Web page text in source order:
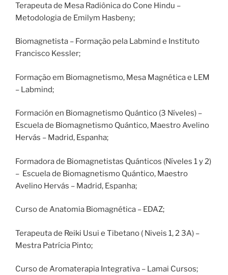
Terapeuta de Mesa Radiônica do Cone Hindu –
Metodologia de Emilym Hasbeny;
Biomagnetista – Formação pela Labmind e Instituto
Francisco Kessler;
Formação em Biomagnetismo, Mesa Magnética e LEM
– Labmind;
Formación en Biomagnetismo Quántico (3 Níveles) –
Escuela de Biomagnetismo Quántico, Maestro Avelino
Hervás – Madrid, Espanha;
Formadora de Biomagnetistas Quánticos (Níveles 1 y 2)
– Escuela de Biomagnetismo Quántico, Maestro
Avelino Hervás – Madrid, Espanha;
Curso de Anatomia Biomagnética – EDAZ;
Terapeuta de Reiki Usui e Tibetano ( Niveis 1, 2 3A) –
Mestra Patrícia Pinto;
Curso de Aromaterapia Integrativa – Lamai Cursos;